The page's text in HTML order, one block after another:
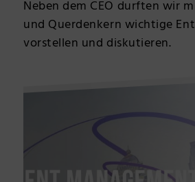
Neben dem CEO durften wir
und Querdenkern wichtige
vorstellen und diskutieren.